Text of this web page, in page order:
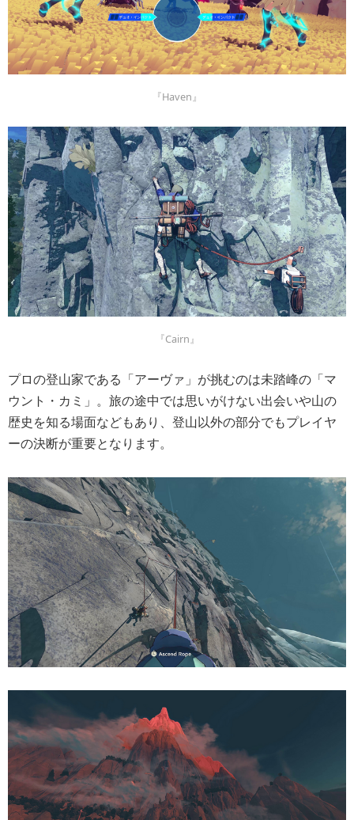
『Haven』
『Cairn』
プロの登山家である「アーヴァ」が挑むのは未踏峰の「マ
ウント・カミ」。旅の途中では思いがけない出会いや山の
歴史を知る場面などもあり、登山以外の部分でもプレイヤ
ーの決断が重要となります。